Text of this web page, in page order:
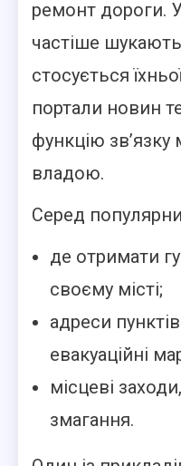
ремонт дороги.
частіше
стосується
портали новин
функцію
владою.
Серед
де отримати
своєму місті;
адреси пунктів
евакуаційні
місцеві
змагання.